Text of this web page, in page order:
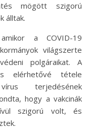
mögött szigorú
álltak.
a COVID-19
világszerte
polgáraikat. A
elérhetővé tétele
terjedésének
hogy a vakcinák
szigorú volt, és